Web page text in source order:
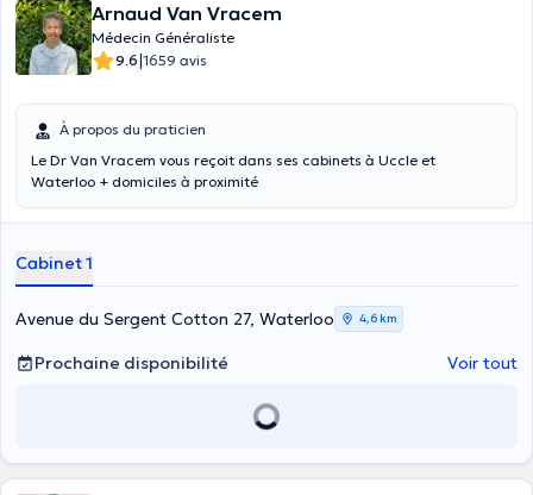
Arnaud Van Vracem
Médecin Généraliste
9.6|1659 avis
À propos du praticien
Le Dr Van Vracem vous reçoit dans ses cabinets à Uccle et
Waterloo + domiciles à proximité
Cabinet 1
Avenue du Sergent Cotton 27, Waterloo 4,6 km
Prochaine disponibilité Voir tout